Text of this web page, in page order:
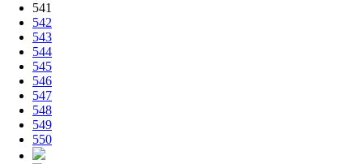
541
542
543
544
545
546
547
548
549
550